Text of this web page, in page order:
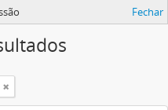
Fechar